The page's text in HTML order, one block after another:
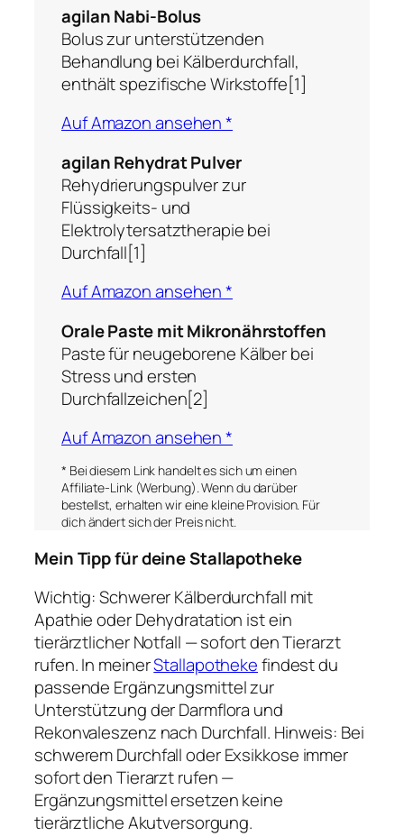
agilan Nabi-Bolus
Bolus zur unterstützenden
Behandlung bei Kälberdurchfall,
enthält spezifische Wirkstoffe[1]
Auf Amazon ansehen *
agilan Rehydrat Pulver
Rehydrierungspulver zur
Flüssigkeits- und
Elektrolytersatztherapie bei
Durchfall[1]
Auf Amazon ansehen *
Orale Paste mit Mikronährstoffen
Paste für neugeborene Kälber bei
Stress und ersten
Durchfallzeichen[2]
Auf Amazon ansehen *
* Bei diesem Link handelt es sich um einen
Affiliate-Link (Werbung). Wenn du darüber
bestellst, erhalten wir eine kleine Provision. Für
dich ändert sich der Preis nicht.
Mein Tipp für deine Stallapotheke
Wichtig: Schwerer Kälberdurchfall mit
Apathie oder Dehydratation ist ein
tierärztlicher Notfall — sofort den Tierarzt
rufen. In meinerStallapothekefindest du
passende Ergänzungsmittel zur
Unterstützung der Darmflora und
Rekonvaleszenz nach Durchfall. Hinweis: Bei
schwerem Durchfall oder Exsikkose immer
sofort den Tierarzt rufen —
Ergänzungsmittel ersetzen keine
tierärztliche Akutversorgung.